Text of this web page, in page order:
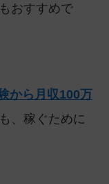
おすすめで
から月収100万
、稼ぐために